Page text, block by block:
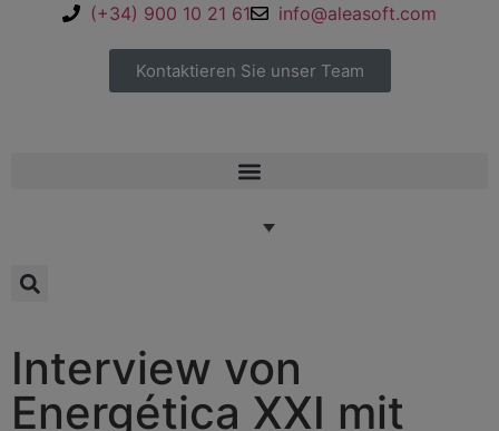
(+34) 900 10 21 61 info@aleasoft.com
Kontaktieren Sie unser Team
Interview von
Energética XXI mit